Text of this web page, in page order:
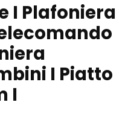
I Plafoniera
I Piatto
I